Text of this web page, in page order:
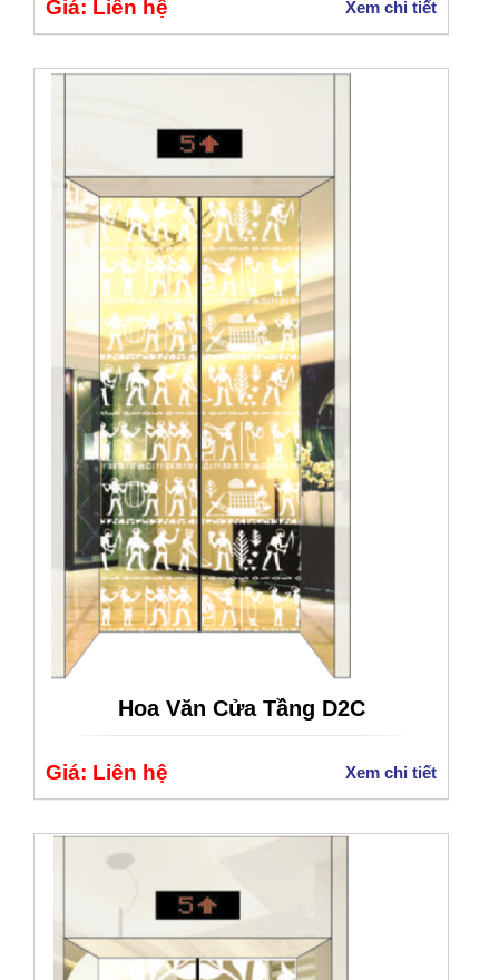
Giá: Liên hệ Xem chi tiết
Hoa Văn Cửa Tầng D2C
Giá: Liên hệ Xem chi tiết